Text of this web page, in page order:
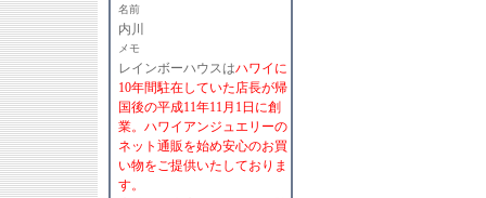
名前
内川
メモ
レインボーハウスはハワイに
10年間駐在していた店長が帰
国後の平成11年11月1日に創
業。ハワイアンジュエリーの
ネット通販を始め安心のお買
い物をご提供いたしておりま
す。